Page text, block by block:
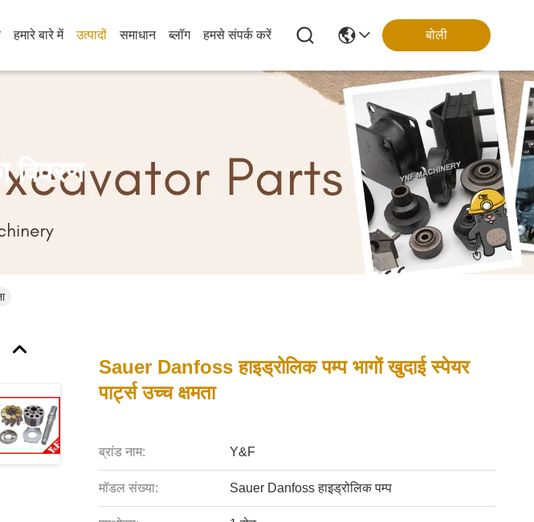
हमारे बारे में उत्पादों समाधान ब्लॉग हमसे संपर्क करें बोली
विवरण
Sauer Danfoss हाइड्रोलिक पम्प भागों खुदाई स्पेयर
पार्ट्स उच्च क्षमता
ब्रांड नाम: Y&F
मॉडल संख्या: Sauer Danfoss हाइड्रोलिक पम्प